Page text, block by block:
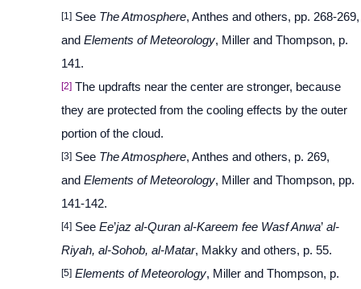
[1] See The Atmosphere, Anthes and others, pp. 268-269,
and Elements of Meteorology, Miller and Thompson, p.
141.
[2] The updrafts near the center are stronger, because
they are protected from the cooling effects by the outer
portion of the cloud.
[3] See The Atmosphere, Anthes and others, p. 269,
and Elements of Meteorology, Miller and Thompson, pp.
141-142.
[4] See Ee’jaz al-Quran al-Kareem fee Wasf Anwa’ al-
Riyah, al-Sohob, al-Matar, Makky and others, p. 55.
[5] Elements of Meteorology, Miller and Thompson, p.